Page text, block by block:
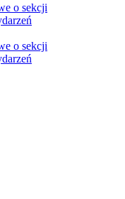
o sekcji
o sekcji